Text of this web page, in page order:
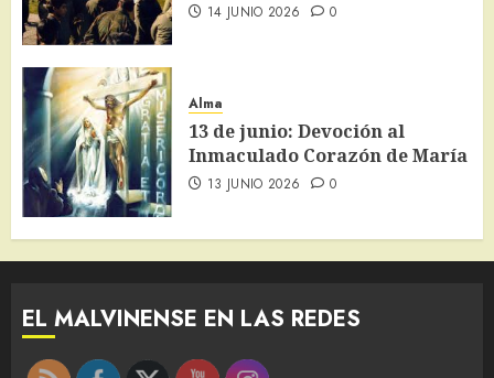
14 JUNIO 2026 0
Alma
13 de junio: Devoción al
Inmaculado Corazón de María
13 JUNIO 2026 0
EL MALVINENSE EN LAS REDES